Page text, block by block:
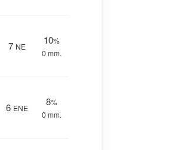
7 NE
10%
0 mm.
6 ENE
8%
0 mm.